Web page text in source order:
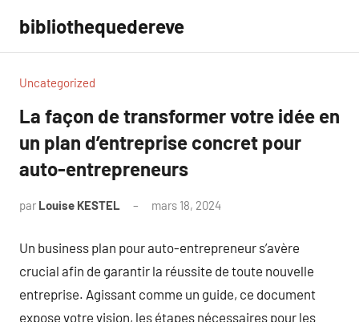
contenu
bibliothequedereve
Uncategorized
La façon de transformer votre idée en
un plan d’entreprise concret pour
auto-entrepreneurs
par Louise KESTEL mars 18, 2024
Un business plan pour auto-entrepreneur s’avère
crucial afin de garantir la réussite de toute nouvelle
entreprise. Agissant comme un guide, ce document
expose votre vision, les étapes nécessaires pour les